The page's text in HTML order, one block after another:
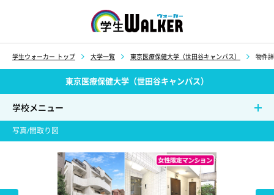
学生ウォーカー トップ 大学一覧 東京医療保健大学（世田谷キャンパス） 物件
東京医療保健大学（世田谷キャンパス）
学校メニュー
写真/間取り図